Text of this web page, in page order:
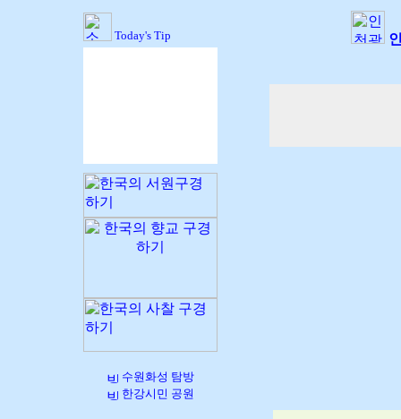
Today's Tip
수원화성 탐방
한강시민 공원